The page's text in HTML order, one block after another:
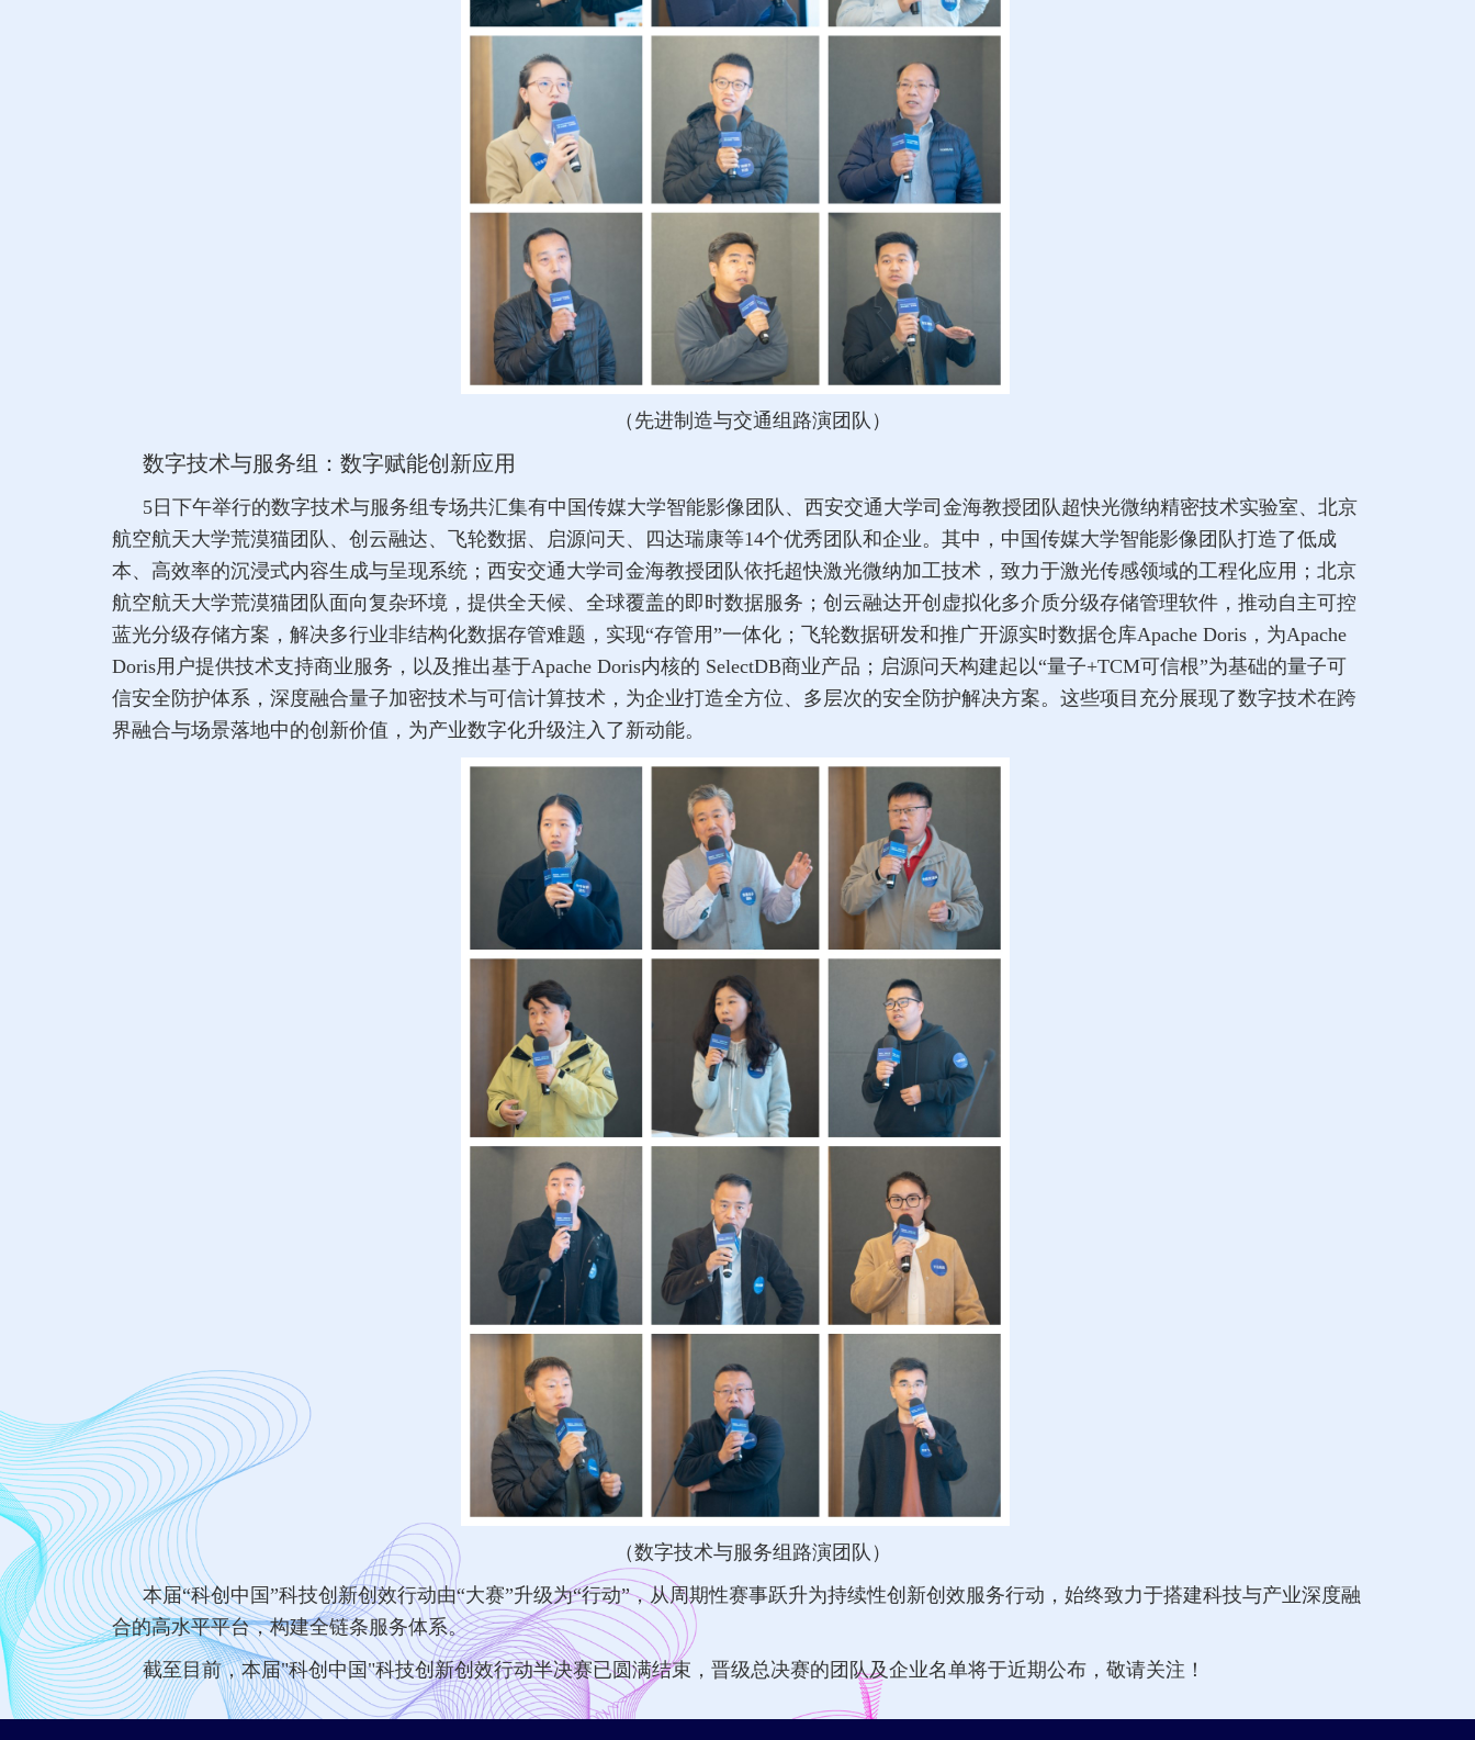
（先进制造与交通组路演团队）
数字技术与服务组：数字赋能创新应用
5日下午举行的数字技术与服务组专场共汇集有中国传媒大学智能影像团队、西安交通大学司金海教授团队超快光微纳精密技术实验室、北京
航空航天大学荒漠猫团队、创云融达、飞轮数据、启源问天、四达瑞康等14个优秀团队和企业。其中，中国传媒大学智能影像团队打造了低成
本、高效率的沉浸式内容生成与呈现系统；西安交通大学司金海教授团队依托超快激光微纳加工技术，致力于激光传感领域的工程化应用；北京
航空航天大学荒漠猫团队面向复杂环境，提供全天候、全球覆盖的即时数据服务；创云融达开创虚拟化多介质分级存储管理软件，推动自主可控
蓝光分级存储方案，解决多行业非结构化数据存管难题，实现“存管用”一体化；飞轮数据研发和推广开源实时数据仓库Apache Doris，为Apache
Doris用户提供技术支持商业服务，以及推出基于Apache Doris内核的 SelectDB商业产品；启源问天构建起以“量子+TCM可信根”为基础的量子可
信安全防护体系，深度融合量子加密技术与可信计算技术，为企业打造全方位、多层次的安全防护解决方案。这些项目充分展现了数字技术在跨
界融合与场景落地中的创新价值，为产业数字化升级注入了新动能。
（数字技术与服务组路演团队）
本届“科创中国”科技创新创效行动由“大赛”升级为“行动”，从周期性赛事跃升为持续性创新创效服务行动，始终致力于搭建科技与产业深度融
合的高水平平台，构建全链条服务体系。
截至目前，本届"科创中国"科技创新创效行动半决赛已圆满结束，晋级总决赛的团队及企业名单将于近期公布，敬请关注！